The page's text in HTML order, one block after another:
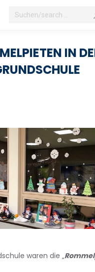
Suchen:
IN
waren die „